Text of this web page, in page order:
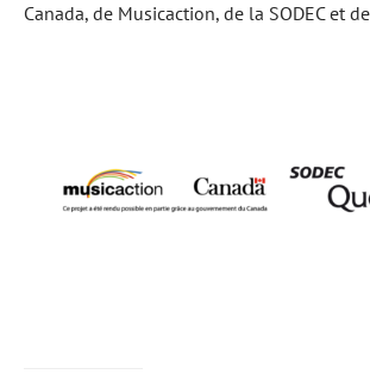
Canada, de Musicaction, de la SODEC et